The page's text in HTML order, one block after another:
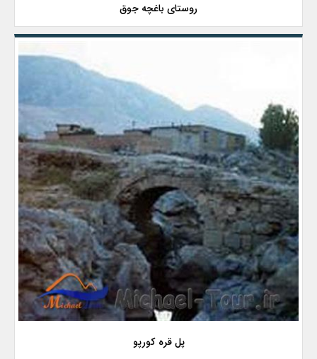
روستای باغچه جوق
پل قره كورپو